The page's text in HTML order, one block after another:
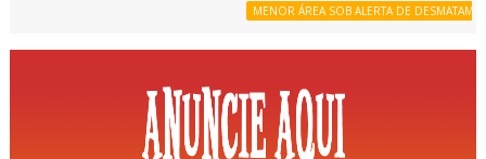
MENOR ÁREA SOB ALERTA DE